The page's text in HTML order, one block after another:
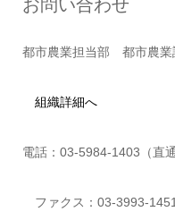
お問い合わせ
都市農業担当部 都市農
組織詳細へ
電話：03-5984-1403（直通
ファクス：03-3993-1451